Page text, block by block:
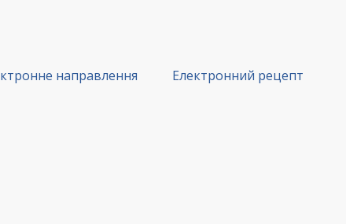
направлення Електронний рецепт